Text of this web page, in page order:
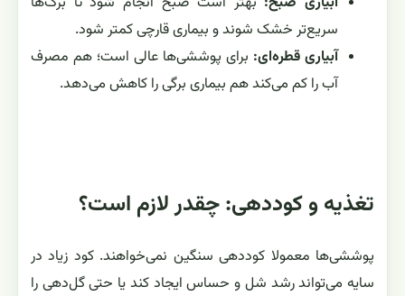
سریع‌تر خشک شوند و بیماری قارچی کمتر شود.
آبیاری قطره‌ای: برای پوششی‌ها عالی است؛ هم مصرف
آب را کم می‌کند هم بیماری برگی را کاهش می‌دهد.
تغذیه و کوددهی: چقدر لازم است؟
پوششی‌ها معمولا کوددهی سنگین نمی‌خواهند. کود زیاد در
سایه می‌تواند رشد شل و حساس ایجاد کند یا حتی گل‌دهی را